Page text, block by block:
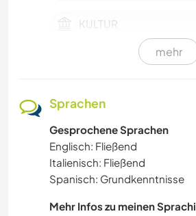
KULTUR
TISCHLERARBEITEN
SPRACHEN
GARTENARBEITEN
KOCHEN & BACKEN
mehr
Sprachen
Gesprochene Sprachen
Englisch: Fließend
Italienisch: Fließend
Spanisch: Grundkenntnisse
Mehr Infos zu meinen